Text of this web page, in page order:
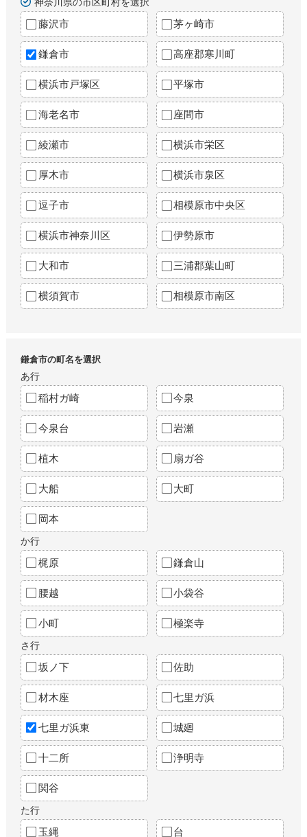
神奈川県の市区町村を選択
藤沢市 茅ヶ崎市
鎌倉市 高座郡寒川町
横浜市戸塚区 平塚市
海老名市 座間市
綾瀬市 横浜市栄区
厚木市 横浜市泉区
逗子市 相模原市中央区
横浜市神奈川区 伊勢原市
大和市 三浦郡葉山町
横須賀市 相模原市南区
鎌倉市の町名を選択
あ行
稲村ガ崎 今泉
今泉台 岩瀬
植木 扇ガ谷
大船 大町
岡本
か行
梶原 鎌倉山
腰越 小袋谷
小町 極楽寺
さ行
坂ノ下 佐助
材木座 七里ガ浜
七里ガ浜東 城廻
十二所 浄明寺
関谷
た行
玉縄 台